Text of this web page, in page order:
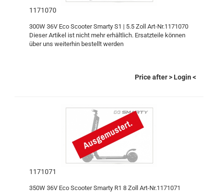
1171070
300W 36V Eco Scooter Smarty S1 | 5.5 Zoll Art-Nr.1171070
Dieser Artikel ist nicht mehr erhältlich. Ersatzteile können
über uns weiterhin bestellt werden
Price after> Login <
1171071
350W 36V Eco Scooter Smarty R1 8 Zoll Art-Nr.1171071